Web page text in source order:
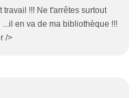
travail !!! Ne t'arrêtes surtout
en va de ma bibliothèque !!!
/>